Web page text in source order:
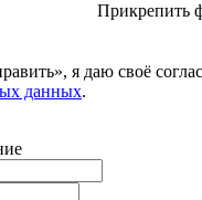
Прикрепить
я даю своё
данных.